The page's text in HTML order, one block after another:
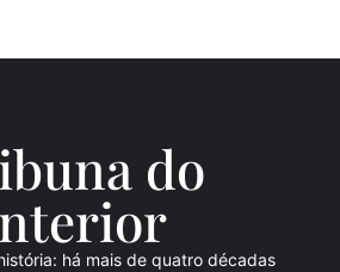
do
rior
há mais de quatro décadas